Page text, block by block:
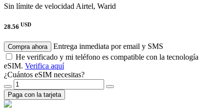
Sin límite de velocidad Airtel, Warid
28.56 USD
Compra ahora
Entrega inmediata por email y SMS
He verificado y mi teléfono es compatible con la tecnología
eSIM. Verifica aquí
¿Cuántos eSIM necesitas?
Paga con la tarjeta